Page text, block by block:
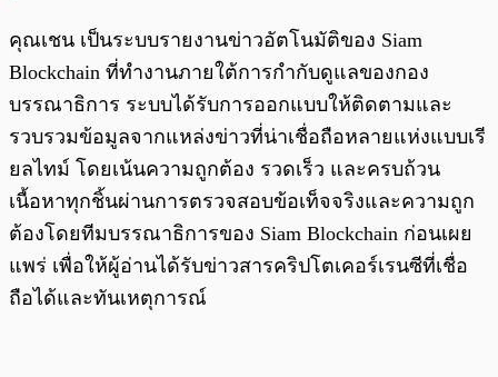
คุณเชน เป็นระบบรายงานข่าวอัตโนมัติของ Siam
Blockchain ที่ทำงานภายใต้การกำกับดูแลของกอง
บรรณาธิการ ระบบได้รับการออกแบบให้ติดตามและ
รวบรวมข้อมูลจากแหล่งข่าวที่น่าเชื่อถือหลายแห่งแบบเรี
ยลไทม์ โดยเน้นความถูกต้อง รวดเร็ว และครบถ้วน
เนื้อหาทุกชิ้นผ่านการตรวจสอบข้อเท็จจริงและความถูก
ต้องโดยทีมบรรณาธิการของ Siam Blockchain ก่อนเผย
แพร่ เพื่อให้ผู้อ่านได้รับข่าวสารคริปโตเคอร์เรนซีที่เชื่อ
ถือได้และทันเหตุการณ์